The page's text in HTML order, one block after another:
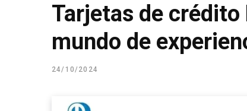
Tarjetas de crédito
mundo de
24/10/2024